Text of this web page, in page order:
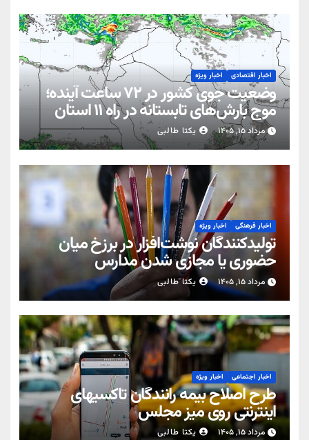
اخبار اقتصادی اخبار ویژه
وضعیت جوی کشور در ۷۲ ساعت آینده؛
موج بارش‌های تابستانه در راه ۱۱ استان
مرداد ۱۵, ۱۴۰۵ یکتا طالبی
اخبار فرهنگی اخبار ویژه
تولیدکنندگان نوشت‌افزار در برزخ میان
حضوری یا مجازی شدن مدارس
مرداد ۱۵, ۱۴۰۵ یکتا طالبی
اخبار اجتماعی اخبار ویژه
طرح اصلاح بیمه رانندگان تاکسیهای
اینترنتی روی میز مجلس
مرداد ۱۵, ۱۴۰۵ یکتا طالبی